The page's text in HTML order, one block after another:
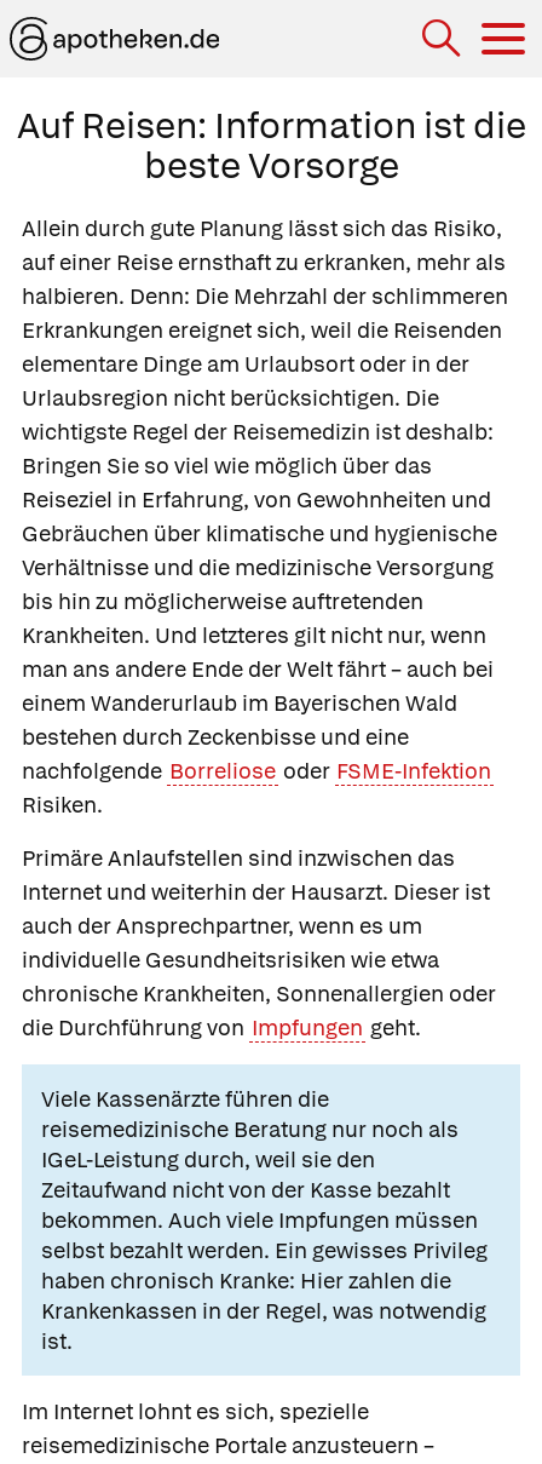
Auf Reisen: Information ist die
beste Vorsorge
Allein durch gute Planung lässt sich das Risiko,
auf einer Reise ernsthaft zu erkranken, mehr als
halbieren. Denn: Die Mehrzahl der schlimmeren
Erkrankungen ereignet sich, weil die Reisenden
elementare Dinge am Urlaubsort oder in der
Urlaubsregion nicht berücksichtigen. Die
wichtigste Regel der Reisemedizin ist deshalb:
Bringen Sie so viel wie möglich über das
Reiseziel in Erfahrung, von Gewohnheiten und
Gebräuchen über klimatische und hygienische
Verhältnisse und die medizinische Versorgung
bis hin zu möglicherweise auftretenden
Krankheiten. Und letzteres gilt nicht nur, wenn
man ans andere Ende der Welt fährt – auch bei
einem Wanderurlaub im Bayerischen Wald
bestehen durch Zeckenbisse und eine
nachfolgende Borreliose oder FSME-Infektion
Risiken.
Primäre Anlaufstellen sind inzwischen das
Internet und weiterhin der Hausarzt. Dieser ist
auch der Ansprechpartner, wenn es um
individuelle Gesundheitsrisiken wie etwa
chronische Krankheiten, Sonnenallergien oder
die Durchführung von Impfungen geht.
Viele Kassenärzte führen die
reisemedizinische Beratung nur noch als
IGeL-Leistung durch, weil sie den
Zeitaufwand nicht von der Kasse bezahlt
bekommen. Auch viele Impfungen müssen
selbst bezahlt werden. Ein gewisses Privileg
haben chronisch Kranke: Hier zahlen die
Krankenkassen in der Regel, was notwendig
ist.
Im Internet lohnt es sich, spezielle
reisemedizinische Portale anzusteuern –